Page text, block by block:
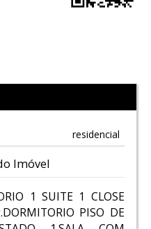
residencial
Imóvel
1 SUITE 1 CLOSE
PISO DE